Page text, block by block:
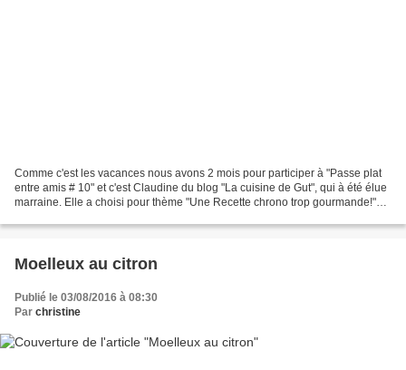
Comme c'est les vacances nous avons 2 mois pour participer à "Passe plat
entre amis # 10" et c'est Claudine du blog "La cuisine de Gut", qui à été élue
marraine. Elle a choisi pour thème "Une Recette chrono trop gourmande!"
Moelleux au citron
Publié le 03/08/2016 à 08:30
Par christine